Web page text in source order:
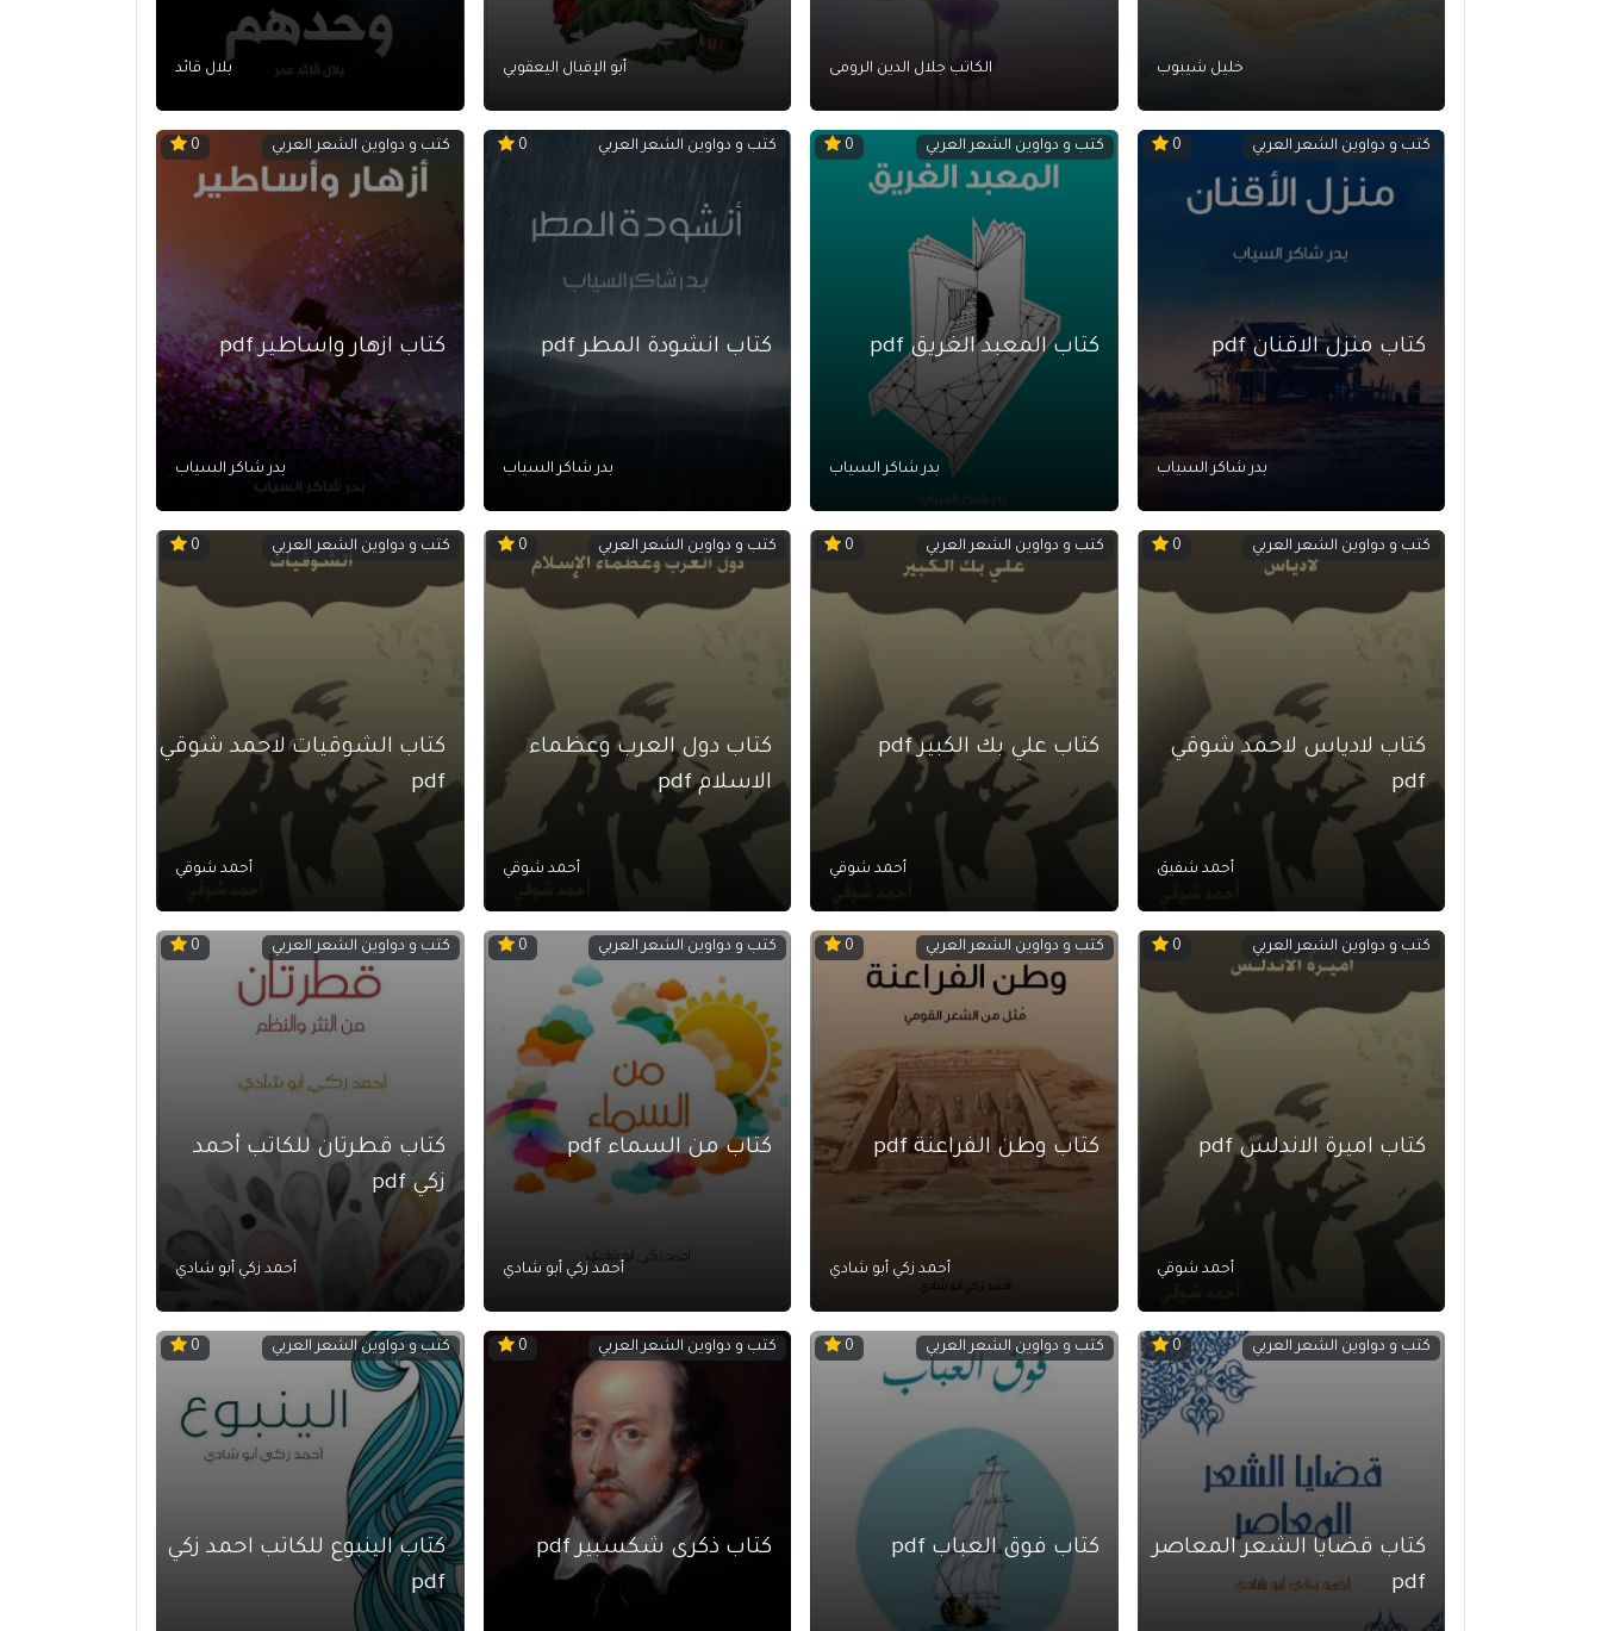
خليل شيبوب الكاتب جلال الدين الرومى أبو الإقبال اليعقوبي بلال قائد
كتب و دواوين الشعر العربي 0
كتاب منزل الاقنان pdf
بدر شاكر السياب
كتب و دواوين الشعر العربي 0
كتاب المعبد الغريق pdf
بدر شاكر السياب
كتب و دواوين الشعر العربي 0
كتاب انشودة المطر pdf
بدر شاكر السياب
كتب و دواوين الشعر العربي 0
كتاب ازهار واساطير pdf
بدر شاكر السياب
كتب و دواوين الشعر العربي 0
كتاب لادياس لاحمد شوقي
pdf
أحمد شفيق
كتب و دواوين الشعر العربي 0
كتاب علي بك الكبير pdf
أحمد شوقي
كتب و دواوين الشعر العربي 0
كتاب دول العرب وعظماء
الاسلام pdf
أحمد شوقي
كتب و دواوين الشعر العربي 0
كتاب الشوقيات لاحمد شوقي
pdf
أحمد شوقي
كتب و دواوين الشعر العربي 0
كتاب اميرة الاندلس pdf
أحمد شوقي
كتب و دواوين الشعر العربي 0
كتاب وطن الفراعنة pdf
أحمد زكي أبو شادي
كتب و دواوين الشعر العربي 0
كتاب من السماء pdf
أحمد زكي أبو شادي
كتب و دواوين الشعر العربي 0
كتاب قطرتان للكاتب أحمد
زكي pdf
أحمد زكي أبو شادي
كتب و دواوين الشعر العربي 0
كتاب قضايا الشعر المعاصر
pdf
كتب و دواوين الشعر العربي 0
كتاب فوق العباب pdf
كتب و دواوين الشعر العربي 0
كتاب ذكرى شكسبير pdf
كتب و دواوين الشعر العربي 0
كتاب الينبوع للكاتب احمد زكي
pdf